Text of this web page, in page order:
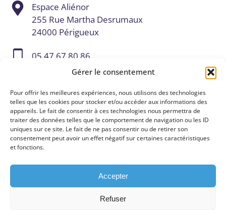
Gérer le consentement
Pour offrir les meilleures expériences, nous utilisons des technologies
telles que les cookies pour stocker et/ou accéder aux informations des
appareils. Le fait de consentir à ces technologies nous permettra de
traiter des données telles que le comportement de navigation ou les ID
uniques sur ce site. Le fait de ne pas consentir ou de retirer son
consentement peut avoir un effet négatif sur certaines caractéristiques
et fonctions.
Accepter
Refuser
Espace Aliénor
255 Rue Martha Desrumaux
24000 Périgueux
05 47 67 80 86
contact@digital-valley.fr